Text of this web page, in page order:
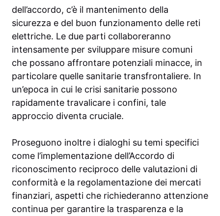
dell’accordo, c’è il mantenimento della
sicurezza e del buon funzionamento delle reti
elettriche. Le due parti collaboreranno
intensamente per sviluppare misure comuni
che possano affrontare potenziali minacce, in
particolare quelle sanitarie transfrontaliere. In
un’epoca in cui le crisi sanitarie possono
rapidamente travalicare i confini, tale
approccio diventa cruciale.
Proseguono inoltre i dialoghi su temi specifici
come l’implementazione dell’Accordo di
riconoscimento reciproco delle valutazioni di
conformità e la regolamentazione dei mercati
finanziari, aspetti che richiederanno attenzione
continua per garantire la trasparenza e la